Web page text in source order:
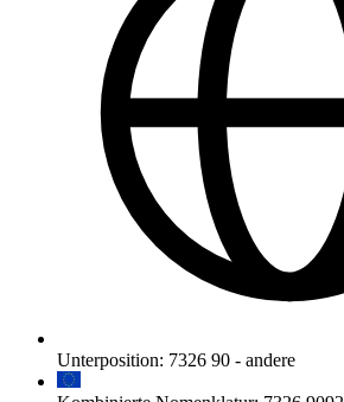
Unterposition: 7326 90 - andere